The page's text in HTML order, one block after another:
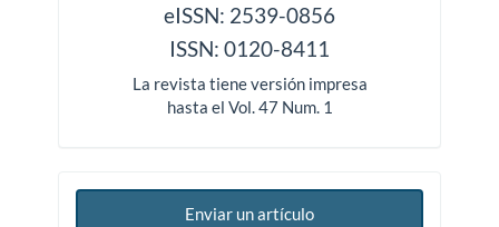
eISSN: 2539-0856
ISSN: 0120-8411
La revista tiene versión impresa
hasta el Vol. 47 Num. 1
Enviar un artículo